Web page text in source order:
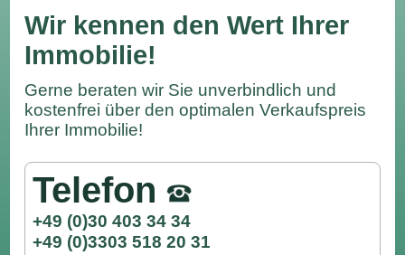
Wir kennen den Wert Ihrer
Immobilie!
Gerne beraten wir Sie unverbindlich und
kostenfrei über den optimalen Verkaufspreis
Ihrer Immobilie!
Telefon
+49 (0)30 403 34 34
+49 (0)3303 518 20 31